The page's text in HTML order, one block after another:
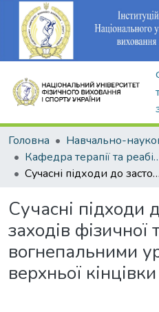
Головна
Кафедра
Сучасні підходи до застосування заходів фізичної терапії осіб із вогнепальними ураженнями верхньої кінцівки
Сучасні підходи
заходів фізичної
вогнепальними
верхньої кінцівки